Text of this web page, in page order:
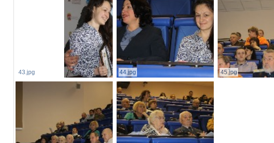
43.jpg 44.jpg 45.jpg